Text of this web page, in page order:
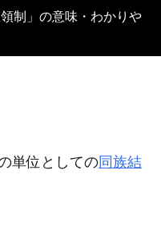
領制」の意味・わかりや
単位としての同族結